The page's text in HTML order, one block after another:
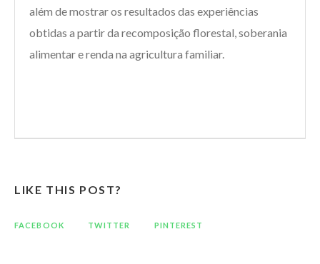
além de mostrar os resultados das experiências
obtidas a partir da recomposição florestal, soberania
alimentar e renda na agricultura familiar.
LIKE THIS POST?
FACEBOOK TWITTER PINTEREST